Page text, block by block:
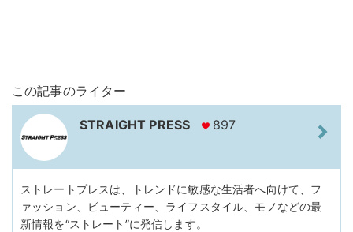
この記事のライター
STRAIGHT PRESS 897
ストレートプレスは、トレンドに敏感な生活者へ向けて、フ
ァッション、ビューティー、ライフスタイル、モノなどの最
新情報を“ストレート”に発信します。